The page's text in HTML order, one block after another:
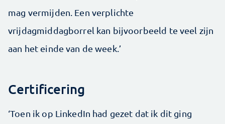
mag vermijden. Een verplichte
vrijdagmiddagborrel kan bijvoorbeeld te veel zijn
aan het einde van de week.’
Certificering
‘Toen ik op LinkedIn had gezet dat ik dit ging